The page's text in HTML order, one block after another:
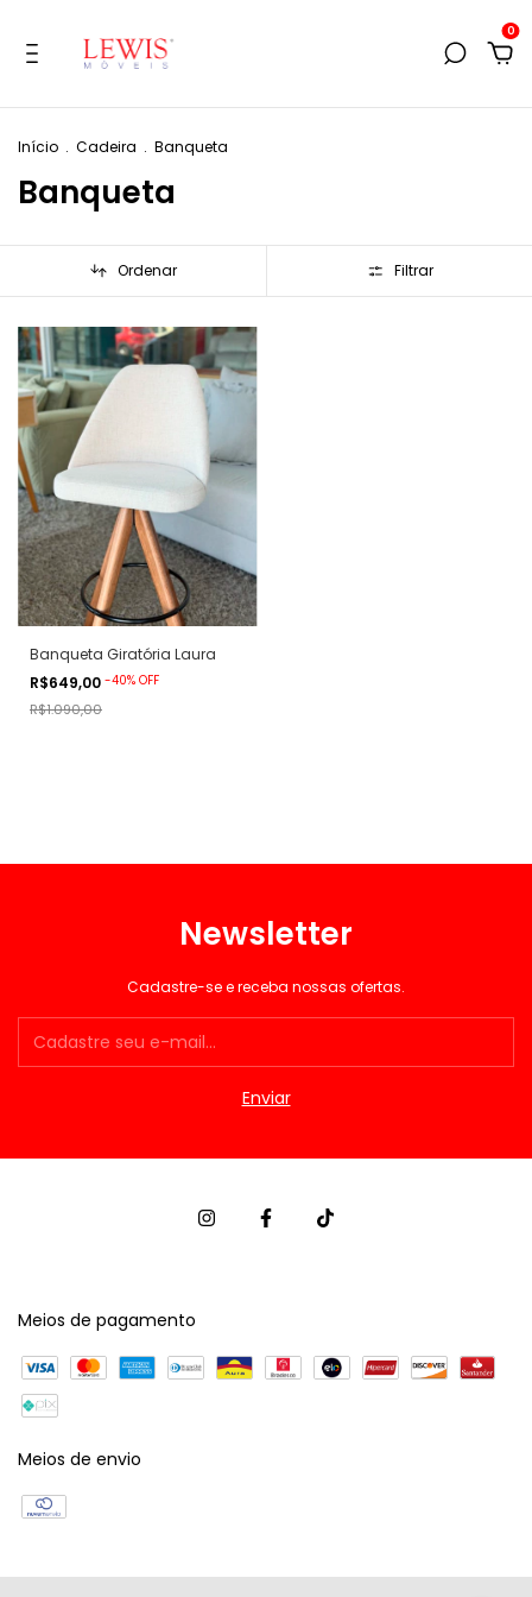
0
Início . Cadeira . Banqueta
Banqueta
Ordenar Filtrar
Banqueta Giratória Laura
R$649,00 -40% OFF
R$1.090,00
Newsletter
Cadastre-se e receba nossas ofertas.
Meios de pagamento
Meios de envio